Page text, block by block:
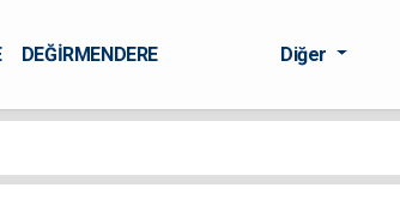
DEĞİRMENDERE
Diğer